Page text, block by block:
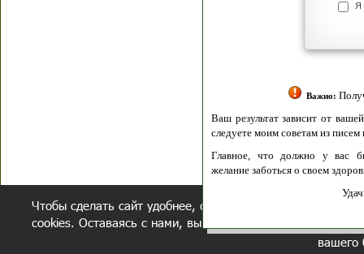
Я
Получение
Ваш результат зависит от вашей
следуете моим советам из писем и книг.
Главное, что должно у вас быть -
желание заботься о своем здоровье.
Удачи!
Чтобы сделать сайт удобнее, осуществляется обработка
cookies. Оставаясь с нами, вы соглашаетесь с нашей
вашего